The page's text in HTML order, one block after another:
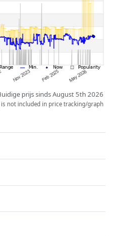
op. Alleen bij gelijke prijzen
beïnvloeden.
prijs sinds August 5th 2026
not included in price tracking/graph